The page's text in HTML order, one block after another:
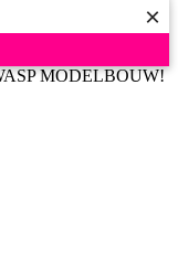
×
MODELBOUW!